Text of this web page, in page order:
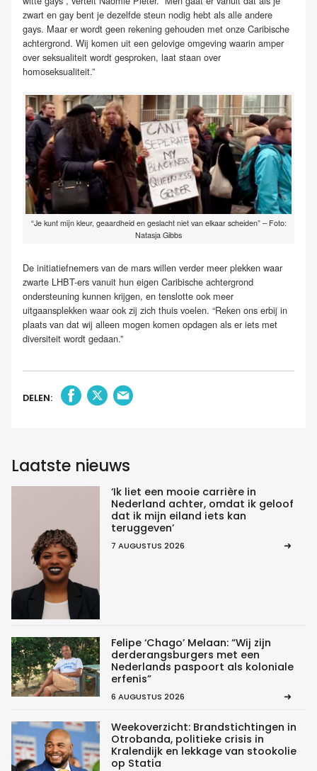
zwart en gay bent je dezelfde steun nodig hebt als alle andere
gays. Maar er wordt geen rekening gehouden met onze Caribische
achtergrond. Wij komen uit een gelovige omgeving waarin amper
over seksualiteit wordt gesproken, laat staan over
homoseksualiteit.”
“Je kunt mijn kleur, geaardheid en geslacht niet van elkaar scheiden” – Foto:
Natasja Gibbs
De initiatiefnemers van de mars willen verder meer plekken waar
zwarte LHBT-ers vanuit hun eigen Caribische achtergrond
ondersteuning kunnen krijgen, en tenslotte ook meer
uitgaansplekken waar ook zij zich thuis voelen. “Reken ons erbij in
plaats van dat wij alleen mogen komen opdagen als er iets met
diversiteit wordt gedaan.”
DELEN:
Laatste nieuws
‘Ik liet een mooie carrière in
Nederland achter, omdat ik geloof
dat ik mijn eiland iets kan
teruggeven’
7 AUGUSTUS 2026
Felipe ‘Chago’ Melaan: “Wij zijn
derderangsburgers met een
Nederlands paspoort als koloniale
erfenis”
6 AUGUSTUS 2026
Weekoverzicht: Brandstichtingen in
Otrobanda, politieke crisis in
Kralendijk en lekkage van stookolie
op Statia